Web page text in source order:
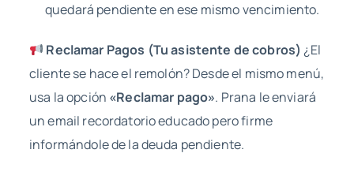
quedará pendiente en ese mismo vencimiento.
Reclamar Pagos (Tu asistente de cobros) ¿El
cliente se hace el remolón? Desde el mismo menú,
usa la opción «Reclamar pago». Prana le enviará
un email recordatorio educado pero firme
informándole de la deuda pendiente.